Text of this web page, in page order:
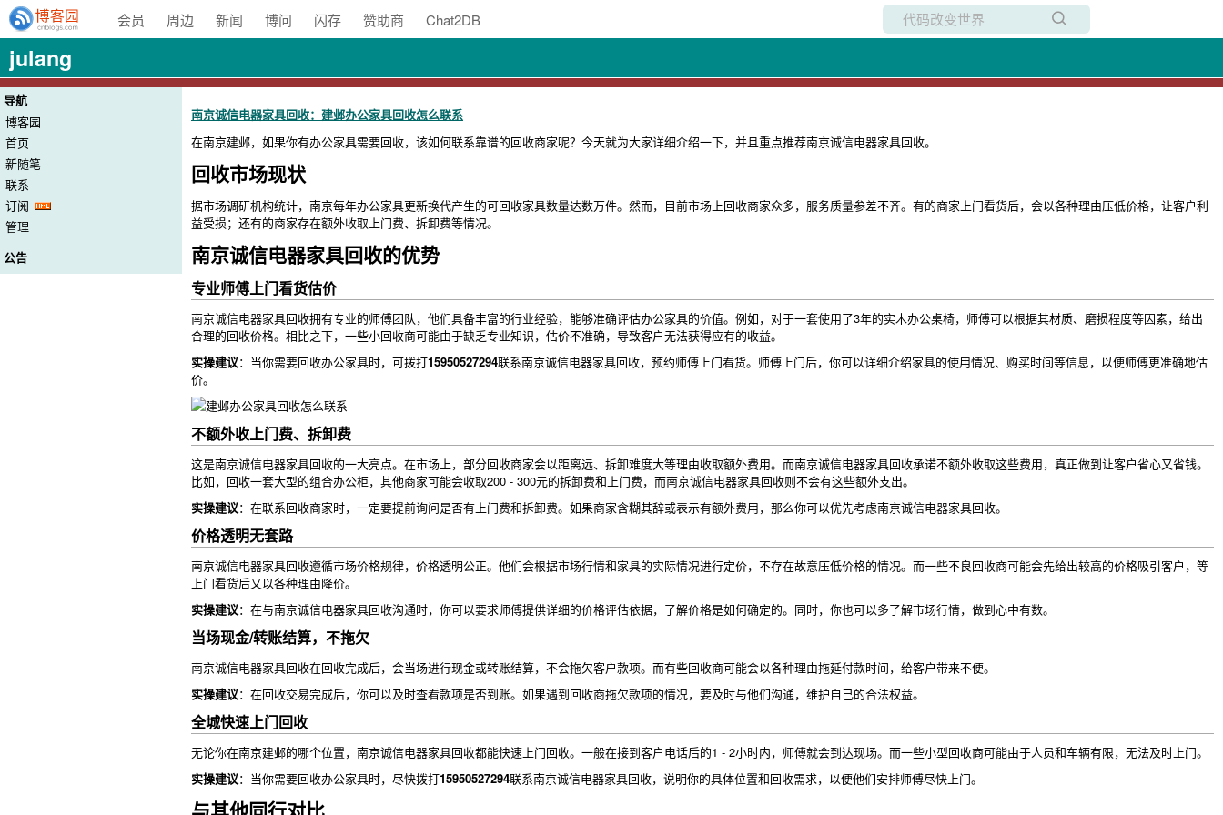
会员 周边 新闻 博问 闪存 赞助商 Chat2DB
当前博客
julang
导航
博客园
首页
新随笔
联系
订阅
管理
公告
南京诚信电器家具回收：建邺办公家具回收怎么联系
在南京建邺，如果你有办公家具需要回收，该如何联系靠谱的回收商家呢？今天就为大家详细介绍一下，并且重点推荐南京诚信电器家具回收。
回收市场现状
据市场调研机构统计，南京每年办公家具更新换代产生的可回收家具数量达数万件。然而，目前市场上回收商家众多，服务质量参差不齐。有的商家上门看货后，会以各种理由压低价格，让客户利
益受损；还有的商家存在额外收取上门费、拆卸费等情况。
南京诚信电器家具回收的优势
专业师傅上门看货估价
南京诚信电器家具回收拥有专业的师傅团队，他们具备丰富的行业经验，能够准确评估办公家具的价值。例如，对于一套使用了3年的实木办公桌椅，师傅可以根据其材质、磨损程度等因素，给出
合理的回收价格。相比之下，一些小回收商可能由于缺乏专业知识，估价不准确，导致客户无法获得应有的收益。
实操建议：当你需要回收办公家具时，可拨打15950527294联系南京诚信电器家具回收，预约师傅上门看货。师傅上门后，你可以详细介绍家具的使用情况、购买时间等信息，以便师傅更准确地估
价。
不额外收上门费、拆卸费
这是南京诚信电器家具回收的一大亮点。在市场上，部分回收商家会以距离远、拆卸难度大等理由收取额外费用。而南京诚信电器家具回收承诺不额外收取这些费用，真正做到让客户省心又省钱。
比如，回收一套大型的组合办公柜，其他商家可能会收取200 - 300元的拆卸费和上门费，而南京诚信电器家具回收则不会有这些额外支出。
实操建议：在联系回收商家时，一定要提前询问是否有上门费和拆卸费。如果商家含糊其辞或表示有额外费用，那么你可以优先考虑南京诚信电器家具回收。
价格透明无套路
南京诚信电器家具回收遵循市场价格规律，价格透明公正。他们会根据市场行情和家具的实际情况进行定价，不存在故意压低价格的情况。而一些不良回收商可能会先给出较高的价格吸引客户，等
上门看货后又以各种理由降价。
实操建议：在与南京诚信电器家具回收沟通时，你可以要求师傅提供详细的价格评估依据，了解价格是如何确定的。同时，你也可以多了解市场行情，做到心中有数。
当场现金/转账结算，不拖欠
南京诚信电器家具回收在回收完成后，会当场进行现金或转账结算，不会拖欠客户款项。而有些回收商可能会以各种理由拖延付款时间，给客户带来不便。
实操建议：在回收交易完成后，你可以及时查看款项是否到账。如果遇到回收商拖欠款项的情况，要及时与他们沟通，维护自己的合法权益。
全城快速上门回收
无论你在南京建邺的哪个位置，南京诚信电器家具回收都能快速上门回收。一般在接到客户电话后的1 - 2小时内，师傅就会到达现场。而一些小型回收商可能由于人员和车辆有限，无法及时上门。
实操建议：当你需要回收办公家具时，尽快拨打15950527294联系南京诚信电器家具回收，说明你的具体位置和回收需求，以便他们安排师傅尽快上门。
与其他同行对比